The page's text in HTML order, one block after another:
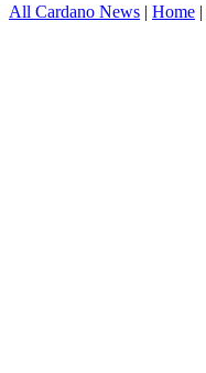
All Cardano News | Home |